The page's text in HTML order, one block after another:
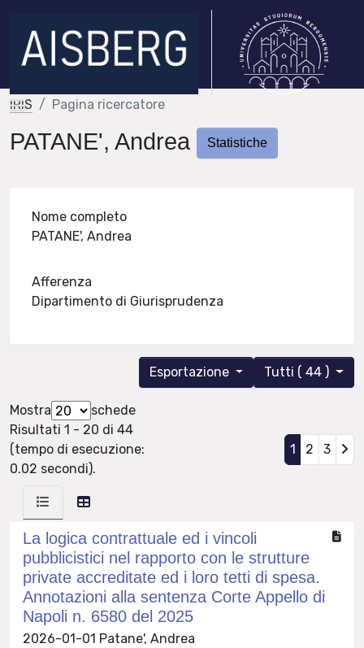
IRIS Pagina ricercatore
PATANE', Andrea Statistiche
Nome completo
PATANE', Andrea
Afferenza
Dipartimento di Giurisprudenza
Tutti ( 44 )
Esportazione
Mostra
schede
Risultati 1 - 20 di 44
(tempo di esecuzione:
0.02 secondi).
1 2 3
La logica contrattuale ed i vincoli
pubblicistici nel rapporto con le strutture
private accreditate ed i loro tetti di spesa.
Annotazioni alla sentenza Corte Appello di
Napoli n. 6580 del 2025
2026-01-01 Patane', Andrea